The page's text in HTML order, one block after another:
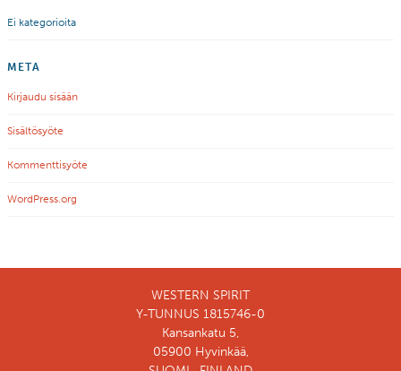
Ei kategorioita
META
Kirjaudu sisään
Sisältösyöte
Kommenttisyöte
WordPress.org
WESTERN SPIRIT
Y-TUNNUS 1815746-0
Kansankatu 5,
05900 Hyvinkää,